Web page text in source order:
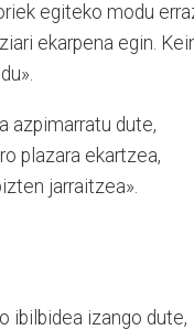
egiteko modu
ekarpena egin.
azpimarratu dute,
plazara ekartzea,
jarraitzea».
ibilbidea izango dute,